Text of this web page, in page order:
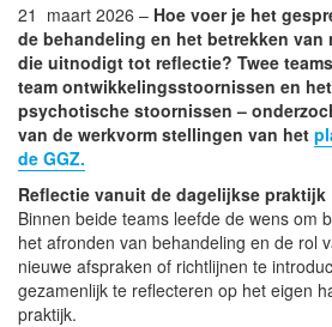
21 maart 2026 – Hoe voer je het
de behandeling en het betrekken van
die uitnodigt tot reflectie? Twee
team ontwikkelingsstoornissen en
psychotische stoornissen –
van de werkvorm stellingen van het
de GGZ.
Reflectie vanuit de dagelijkse praktijk
Binnen beide teams leefde de wens om
het afronden van behandeling en de rol
nieuwe afspraken of richtlijnen te
gezamenlijk te reflecteren op het eigen
praktijk.